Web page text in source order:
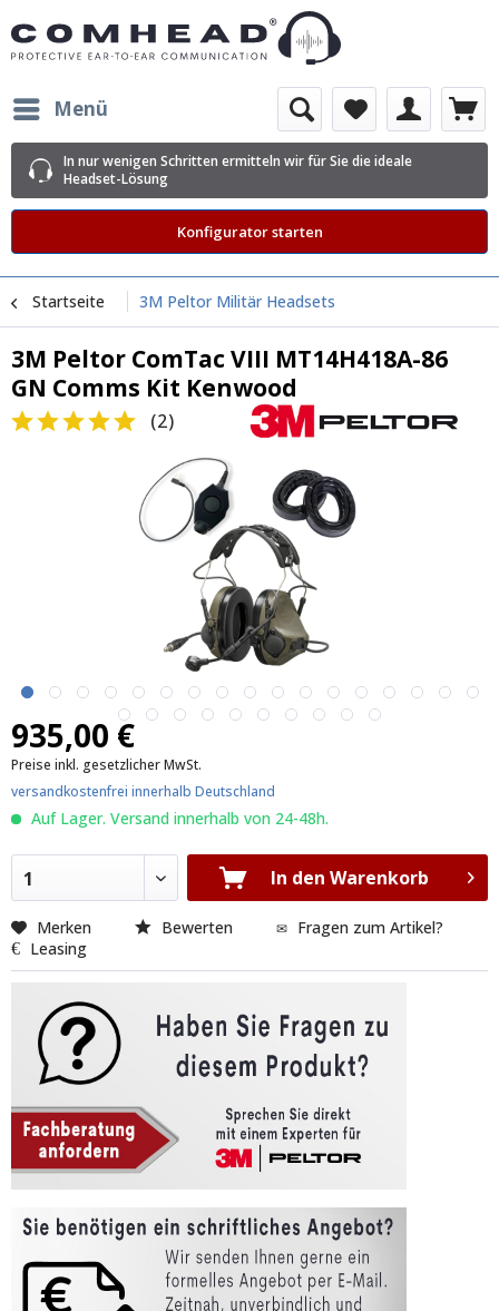
Menü
In nur wenigen Schritten ermitteln wir für Sie die ideale
Headset-Lösung
Konfigurator starten
Startseite 3M Peltor Militär Headsets
3M Peltor ComTac VIII MT14H418A-86
GN Comms Kit Kenwood
(2)
935,00 €
Preise inkl. gesetzlicher MwSt.
versandkostenfrei innerhalb Deutschland
Auf Lager. Versand innerhalb von 24-48h.
1 In den Warenkorb
Merken Bewerten
Fragen zum Artikel?
Leasing